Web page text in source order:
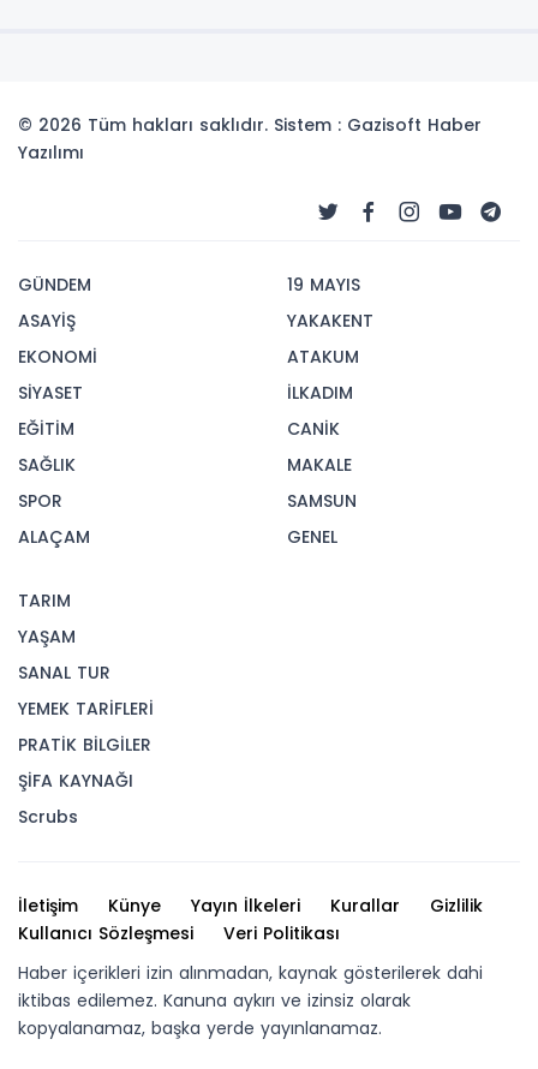
© 2026 Tüm hakları saklıdır. Sistem : Gazisoft Haber
Yazılımı
GÜNDEM
ASAYİŞ
EKONOMİ
SİYASET
EĞİTİM
SAĞLIK
SPOR
ALAÇAM
19 MAYIS
YAKAKENT
ATAKUM
İLKADIM
CANİK
MAKALE
SAMSUN
GENEL
TARIM
YAŞAM
SANAL TUR
YEMEK TARİFLERİ
PRATİK BİLGİLER
ŞİFA KAYNAĞI
Scrubs
İletişim Künye Yayın İlkeleri Kurallar
Gizlilik
Kullanıcı Sözleşmesi
Veri Politikası
Haber içerikleri izin alınmadan, kaynak gösterilerek dahi
iktibas edilemez. Kanuna aykırı ve izinsiz olarak
kopyalanamaz, başka yerde yayınlanamaz.